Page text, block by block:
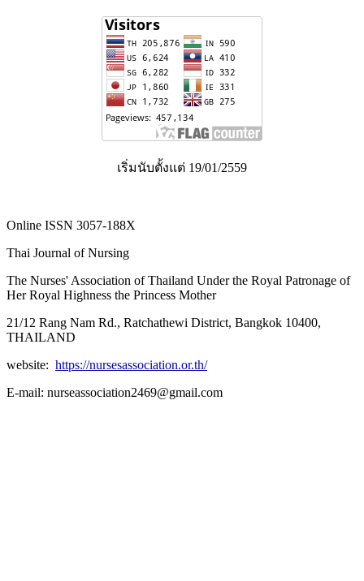
เริ่มนับตั้งแต่ 19/01/2559
Online ISSN 3057-188X
Thai Journal of Nursing
The Nurses' Association of Thailand Under the Royal Patronage of
Her Royal Highness the Princess Mother
21/12 Rang Nam Rd., Ratchathewi District, Bangkok 10400,
THAILAND
website: https://nursesassociation.or.th/
E-mail: nurseassociation2469@gmail.com